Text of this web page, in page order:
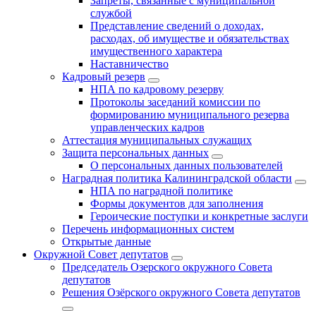
службой
Представление сведений о доходах,
расходах, об имуществе и обязательствах
имущественного характера
Наставничество
Кадровый резерв
НПА по кадровому резерву
Протоколы заседаний комиссии по
формированию муниципального резерва
управленческих кадров
Аттестация муниципальных служащих
Защита персональных данных
О персональных данных пользователей
Наградная политика Калининградской области
НПА по наградной политике
Формы документов для заполнения
Героические поступки и конкретные заслуги
Перечень информационных систем
Открытые данные
Окружной Совет депутатов
Председатель Озерского окружного Совета
депутатов
Решения Озёрского окружного Совета депутатов